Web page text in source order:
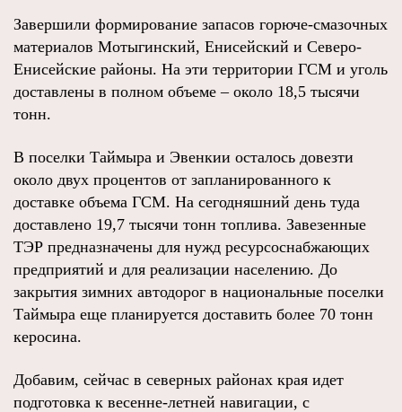
Завершили формирование запасов горюче-смазочных
материалов Мотыгинский, Енисейский и Северо-
Енисейские районы. На эти территории ГСМ и уголь
доставлены в полном объеме – около 18,5 тысячи
тонн.
В поселки Таймыра и Эвенкии осталось довезти
около двух процентов от запланированного к
доставке объема ГСМ. На сегодняшний день туда
доставлено 19,7 тысячи тонн топлива. Завезенные
ТЭР предназначены для нужд ресурсоснабжающих
предприятий и для реализации населению. До
закрытия зимних автодорог в национальные поселки
Таймыра еще планируется доставить более 70 тонн
керосина.
Добавим, сейчас в северных районах края идет
подготовка к весенне-летней навигации, с